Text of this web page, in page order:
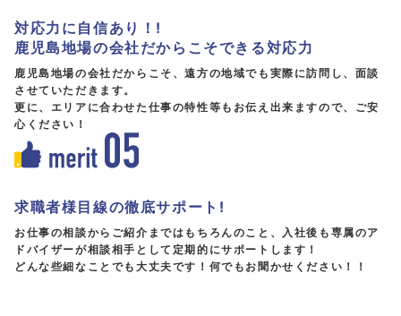
対応力に自信あり！!
鹿児島地場の会社だからこそできる対応力
鹿児島地場の会社だからこそ、遠方の地域でも実際に訪問し、面談
させていただきます。
更に、エリアに合わせた仕事の特性等もお伝え出来ますので、ご安
心ください！
求職者様目線の徹底サポート!
お仕事の相談からご紹介まではもちろんのこと、入社後も専属のア
ドバイザーが相談相手として定期的にサポートします！
どんな些細なことでも大丈夫です！何でもお聞かせください！！